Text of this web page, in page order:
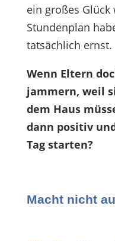
ein großes
Stundenplan
tatsächlich ernst.
Wenn Eltern
jammern, weil
dem Haus
dann positiv
Tag starten?
Macht nicht